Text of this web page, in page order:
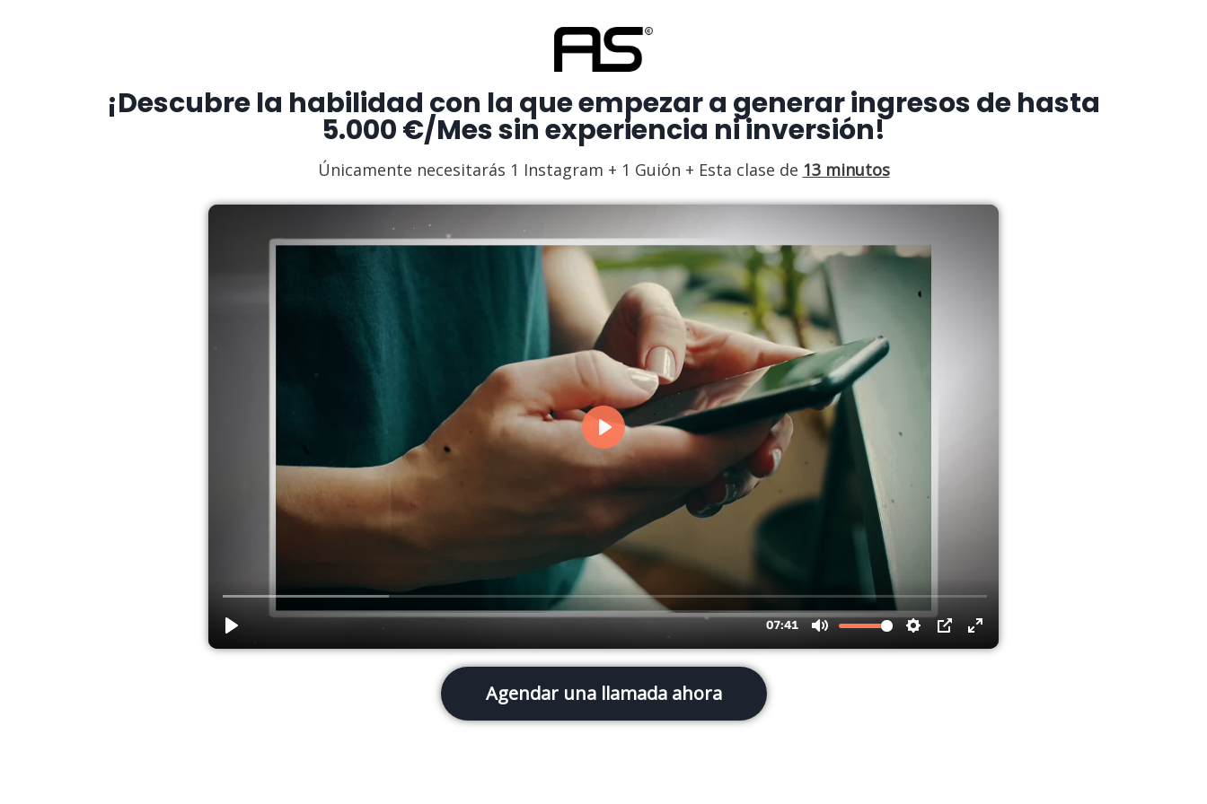
¡Descubre la habilidad con la que empezar a generar ingresos de hasta
5.000 €/Mes sin experiencia ni inversión!
Únicamente necesitarás 1 Instagram + 1 Guión + Esta clase de 13 minutos
Agendar una llamada ahora